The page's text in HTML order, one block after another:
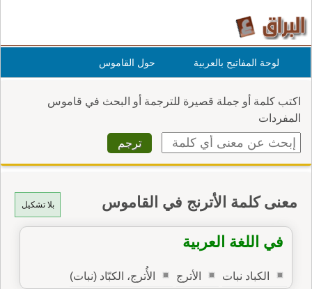
لوحة المفاتيح بالعربية حول القاموس
اكتب كلمة أو جملة قصيرة للترجمة أو البحث في قاموس
المفردات
بلا تشكيل معنى كلمة الأترنج في القاموس
في اللغة العربية
الكباد نبات الأترج الأُترج، الكبّاد (نبات)